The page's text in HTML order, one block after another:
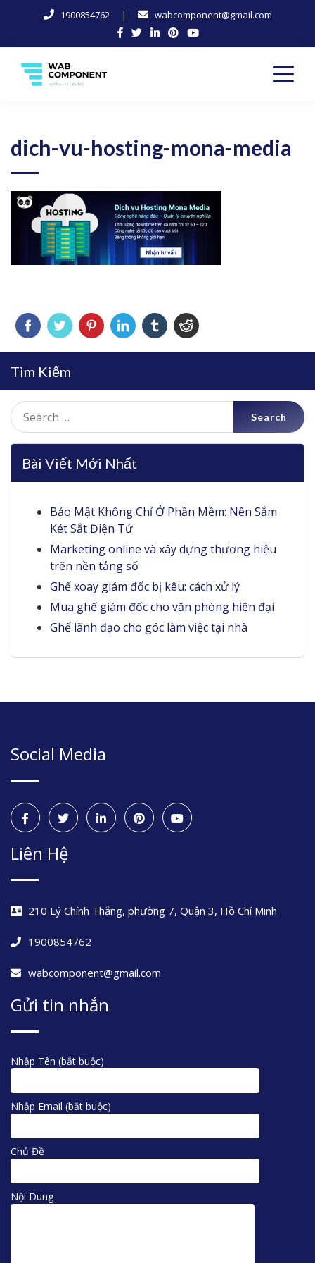
1900854762 | wabcomponent@gmail.com
content
dich-vu-hosting-mona-media
Tìm Kiếm
Search
for:
Bài Viết Mới Nhất
Bảo Mật Không Chỉ Ở Phần Mềm: Nên Sắm
Két Sắt Điện Tử
Marketing online và xây dựng thương hiệu
trên nền tảng số
Ghế xoay giám đốc bị kêu: cách xử lý
Mua ghế giám đốc cho văn phòng hiện đại
Ghế lãnh đạo cho góc làm việc tại nhà
Social Media
Liên Hệ
210 Lý Chính Thắng, phường 7, Quận 3, Hồ Chí Minh
1900854762
wabcomponent@gmail.com
Gửi tin nhắn
Nhập Tên (bắt buộc)
Nhập Email (bắt buộc)
Chủ Đề
Nội Dung